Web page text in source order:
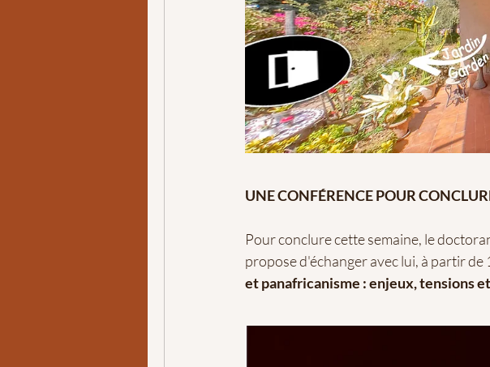
UNE CONFÉRENCE POUR
Pour conclure cette semaine, le
propose d'échanger avec lui, à partir de
et panafricanisme : enjeux, tensions